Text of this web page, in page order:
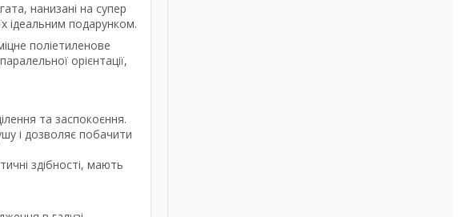
нанизані на супер
ідеальним подарунком.
поліетиленове
орієнтації,
та заспокоєння.
і дозволяє побачити
здібності, мають